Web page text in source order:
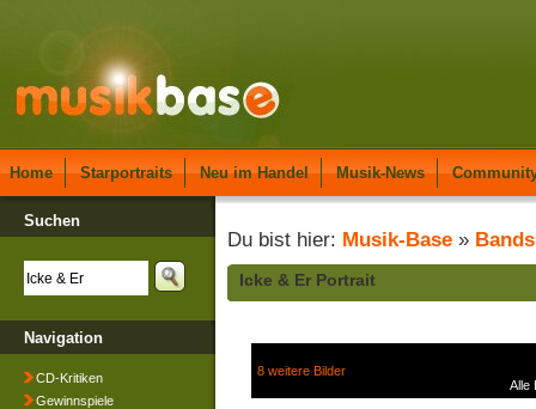
Home Starportraits Neu im Handel Musik-News
Suchen
Navigation
CD-Kritiken
Gewinnspiele
Du bist hier: Musik-Base » Bands
Icke & Er Portrait
8 weitere Bilder
Alle